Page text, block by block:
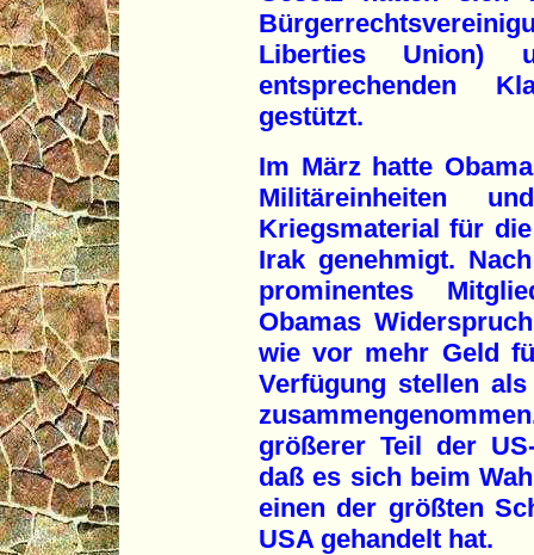
Liberties Union)
entsprechenden
gestützt.
Im März hatte
Militäreinheiten
Kriegsmaterial für
Irak genehmigt.
prominentes
Obamas
wie vor mehr Geld
Verfügung stellen
größerer Teil der
daß es sich beim
einen der größten
USA gehandelt hat.